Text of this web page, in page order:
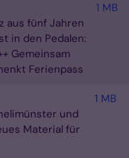
aus fünf Jahren
in den Pedalen:
Gemeinsam
Ferienpass
1 MB
und
Material für
1 MB